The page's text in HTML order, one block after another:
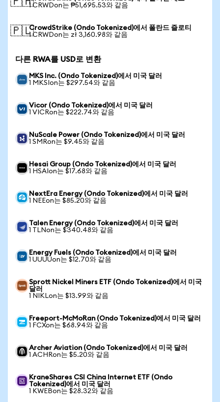
1 CRWDon는 ₱51,695.53와 같음
🇵🇱CrowdStrike (Ondo Tokenized)에서 폴란드 즐로티
1 CRWDon는 zł 3,160.98와 같음
다른 RWA를 USD로 변환
MKS Inc. (Ondo Tokenized)에서 미국 달러
1 MKSIon는 $297.54와 같음
Vicor (Ondo Tokenized)에서 미국 달러
1 VICRon는 $222.74와 같음
NuScale Power (Ondo Tokenized)에서 미국 달러
1 SMRon는 $9.45와 같음
Hesai Group (Ondo Tokenized)에서 미국 달러
1 HSAIon는 $17.68와 같음
NextEra Energy (Ondo Tokenized)에서 미국 달러
1 NEEon는 $85.20와 같음
Talen Energy (Ondo Tokenized)에서 미국 달러
1 TLNon는 $340.48와 같음
Energy Fuels (Ondo Tokenized)에서 미국 달러
1 UUUUon는 $12.70와 같음
Sprott Nickel Miners ETF (Ondo Tokenized)에서 미국
달러
1 NIKLon는 $13.99와 같음
Freeport-McMoRan (Ondo Tokenized)에서 미국 달러
1 FCXon는 $68.94와 같음
Archer Aviation (Ondo Tokenized)에서 미국 달러
1 ACHRon는 $5.20와 같음
KraneShares CSI China Internet ETF (Ondo
Tokenized)에서 미국 달러
1 KWEBon는 $28.32와 같음